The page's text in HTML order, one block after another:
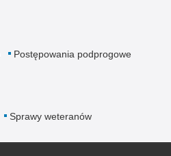
Postępowania podprogowe
Sprawy weteranów